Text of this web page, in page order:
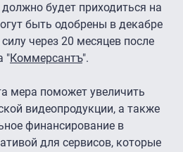
будет приходиться на
быть одобрены в декабре
через 20 месяцев после
"Коммерсантъ".
мера поможет увеличить
видеопродукции, а также
финансирование в
для сервисов, которые